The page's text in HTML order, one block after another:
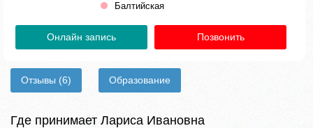
Балтийская
Онлайн запись Позвонить
Отзывы (6) Образование
Где принимает Лариса Ивановна